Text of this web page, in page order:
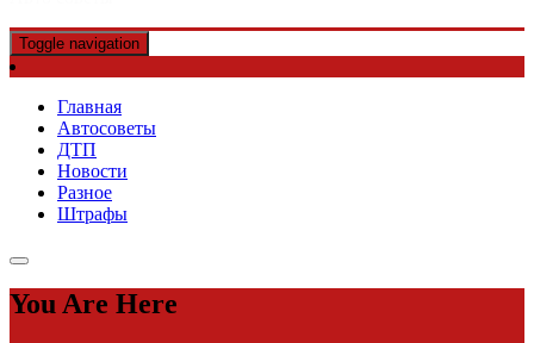
Toggle navigation
Главная
Автосоветы
ДТП
Новости
Разное
Штрафы
You Are Here